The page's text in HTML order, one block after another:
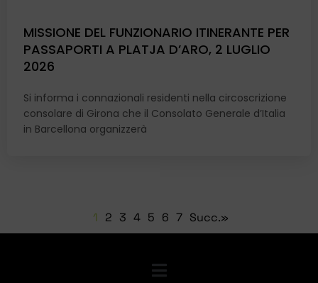
MISSIONE DEL FUNZIONARIO ITINERANTE PER
PASSAPORTI A PLATJA D’ARO, 2 LUGLIO
2026
Si informa i connazionali residenti nella circoscrizione
consolare di Girona che il Consolato Generale d’Italia
in Barcellona organizzerà
1 2 3 4 5 6 7 Succ.»